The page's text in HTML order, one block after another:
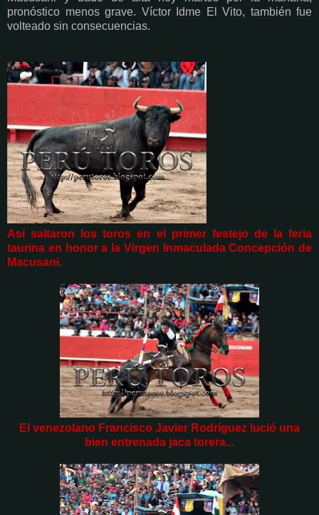
pronóstico menos grave. Víctor Idme El Vito, también fue
volteado sin consecuencias.
Así saltaron los toros en el primer festejo de la feria
taurina en honor a la Virgen Inmaculada Concepción de
Macusani.
El venezolano Francisco Javier Rodríguez lució una
bien entrenada jaca torera...